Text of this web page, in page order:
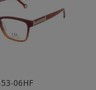
06HF